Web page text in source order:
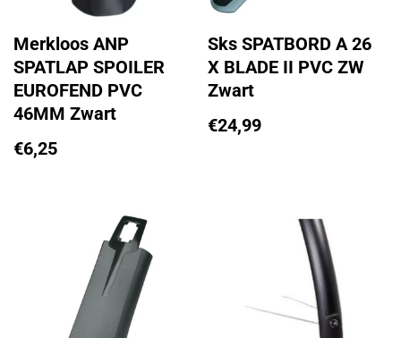
Merkloos ANP
SPATLAP SPOILER
EUROFEND PVC
46MM Zwart
€6,25
Sks SPATBORD A 26
X BLADE II PVC ZW
Zwart
€24,99